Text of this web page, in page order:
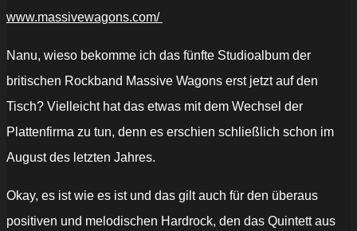
www.massivewagons.com/
Nanu, wieso bekomme ich das fünfte Studioalbum der
britischen Rockband Massive Wagons erst jetzt auf den
Tisch? Vielleicht hat das etwas mit dem Wechsel der
Plattenfirma zu tun, denn es erschien schließlich schon im
August des letzten Jahres.
Okay, es ist wie es ist und das gilt auch für den überaus
positiven und melodischen Hardrock, den das Quintett aus